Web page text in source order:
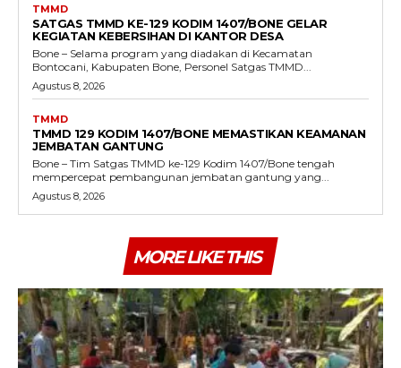
TMMD
SATGAS TMMD KE-129 KODIM 1407/BONE GELAR
KEGIATAN KEBERSIHAN DI KANTOR DESA
Bone – Selama program yang diadakan di Kecamatan
Bontocani, Kabupaten Bone, Personel Satgas TMMD...
Agustus 8, 2026
TMMD
TMMD 129 KODIM 1407/BONE MEMASTIKAN KEAMANAN
JEMBATAN GANTUNG
Bone – Tim Satgas TMMD ke-129 Kodim 1407/Bone tengah
mempercepat pembangunan jembatan gantung yang...
Agustus 8, 2026
MORE LIKE THIS